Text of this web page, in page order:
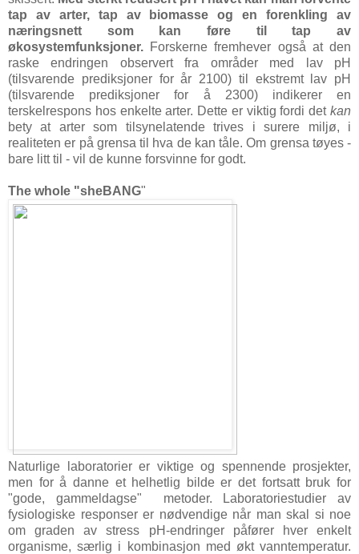
tap av arter, tap av biomasse og en forenkling av
næringsnett som kan føre til tap av
økosystemfunksjoner. Forskerne fremhever også at den
raske endringen observert fra områder med lav pH
(tilsvarende prediksjoner for år 2100) til ekstremt lav pH
(tilsvarende prediksjoner for å 2300) indikerer en
terskelrespons hos enkelte arter. Dette er viktig fordi det kan
bety at arter som tilsynelatende trives i surere miljø, i
realiteten er på grensa til hva de kan tåle. Om grensa tøyes -
bare litt til - vil de kunne forsvinne for godt.
The whole "sheBANG"
Naturlige laboratorier er viktige og spennende prosjekter,
men for å danne et helhetlig bilde er det fortsatt bruk for
"gode, gammeldagse" metoder. Laboratoriestudier av
fysiologiske responser er nødvendige når man skal si noe
om graden av stress pH-endringer påfører hver enkelt
organisme, særlig i kombinasjon med økt vanntemperatur.